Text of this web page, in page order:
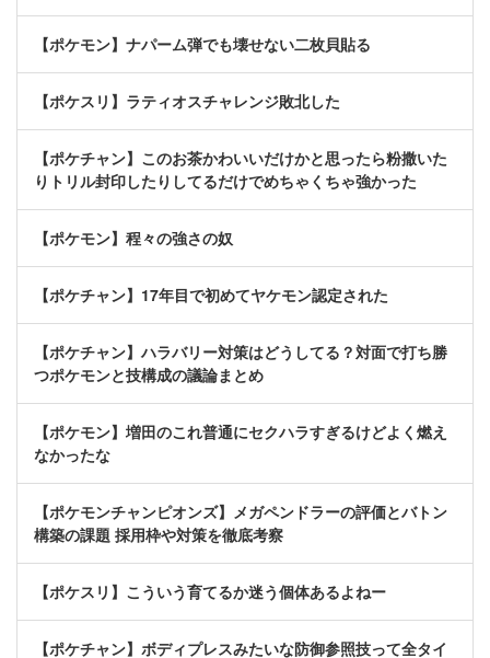
【ポケモン】ナパーム弾でも壊せない二枚貝貼る
【ポケスリ】ラティオスチャレンジ敗北した
【ポケチャン】このお茶かわいいだけかと思ったら粉撒いた
りトリル封印したりしてるだけでめちゃくちゃ強かった
【ポケモン】程々の強さの奴
【ポケチャン】17年目で初めてヤケモン認定された
【ポケチャン】ハラバリー対策はどうしてる？対面で打ち勝
つポケモンと技構成の議論まとめ
【ポケモン】増田のこれ普通にセクハラすぎるけどよく燃え
なかったな
【ポケモンチャンピオンズ】メガペンドラーの評価とバトン
構築の課題 採用枠や対策を徹底考察
【ポケスリ】こういう育てるか迷う個体あるよねー
【ポケチャン】ボディプレスみたいな防御参照技って全タイ